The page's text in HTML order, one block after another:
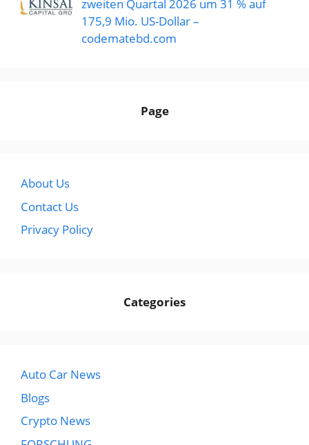
zweiten Quartal 2026 um 31 % auf
175,9 Mio. US-Dollar –
codematebd.com
Page
About Us
Contact Us
Privacy Policy
Categories
Auto Car News
Blogs
Crypto News